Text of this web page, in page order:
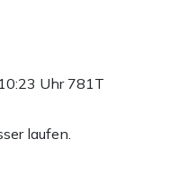
Uhr 781T
laufen.